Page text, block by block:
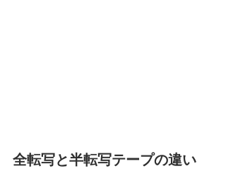
全転写と半転写テープの違い